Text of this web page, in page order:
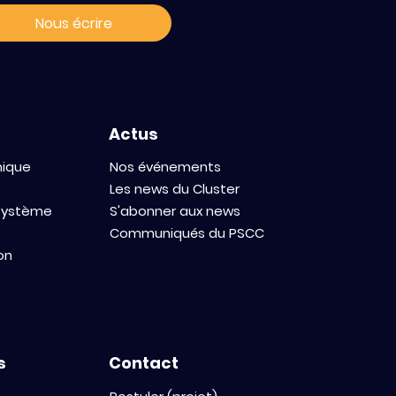
and
Nous écrire
Actus
Nos événements
Les news du Cluster
S'abonner aux news
Communiqués du PSCC
Contact